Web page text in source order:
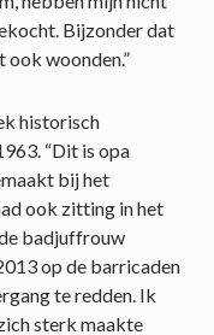
Bijzonder dat
ook woonden.”
historisch
“Dit is opa
bij het
ook zitting in het
badjuffrouw
op de barricaden
te redden. Ik
sterk maakte